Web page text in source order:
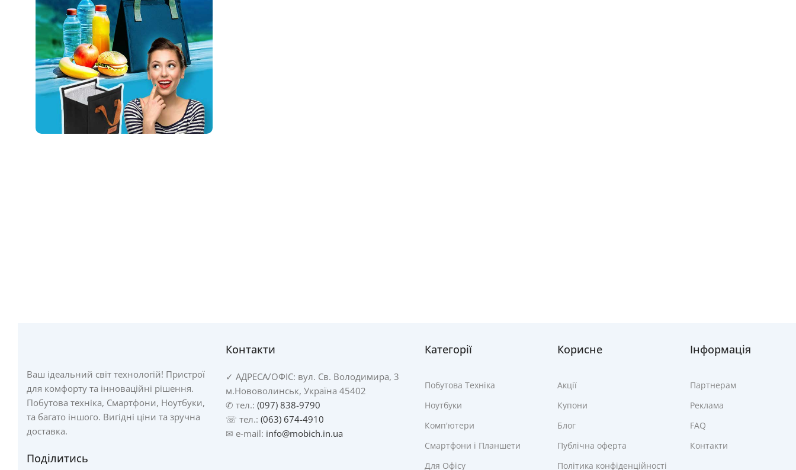
Ваш ідеальний світ технологій! Пристрої
для комфорту та інноваційні рішення.
Побутова техніка, Смартфони, Ноутбуки,
та багато іншого. Вигідні ціни та зручна
доставка.
Поділитись
Контакти
✓ АДРЕСА/ОФІС: вул. Св. Володимира, 3
м.Нововолинськ, Україна 45402
✆ тел.: (097) 838-9790
☏ тел.: (063) 674-4910
✉ e-mail: info@mobich.in.ua
Категорії
Побутова Техніка
Ноутбуки
Комп'ютери
Смартфони і Планшети
Для Офісу
Корисне
Акції
Купони
Блог
Публічна оферта
Політика конфіденційності
Інформація
Партнерам
Реклама
FAQ
Контакти